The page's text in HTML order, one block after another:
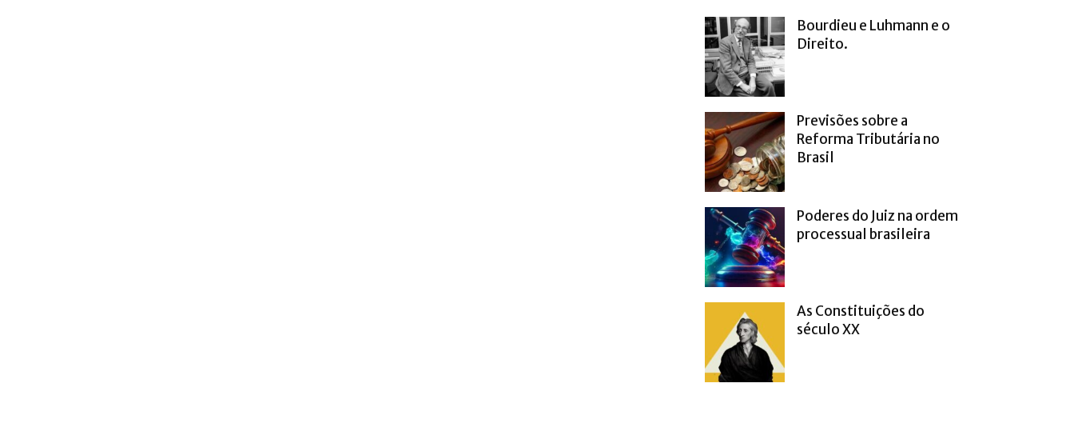
Bourdieu e Luhmann e o
Direito.
Previsões sobre a
Reforma Tributária no
Brasil
Poderes do Juiz na ordem
processual brasileira
As Constituições do
século XX